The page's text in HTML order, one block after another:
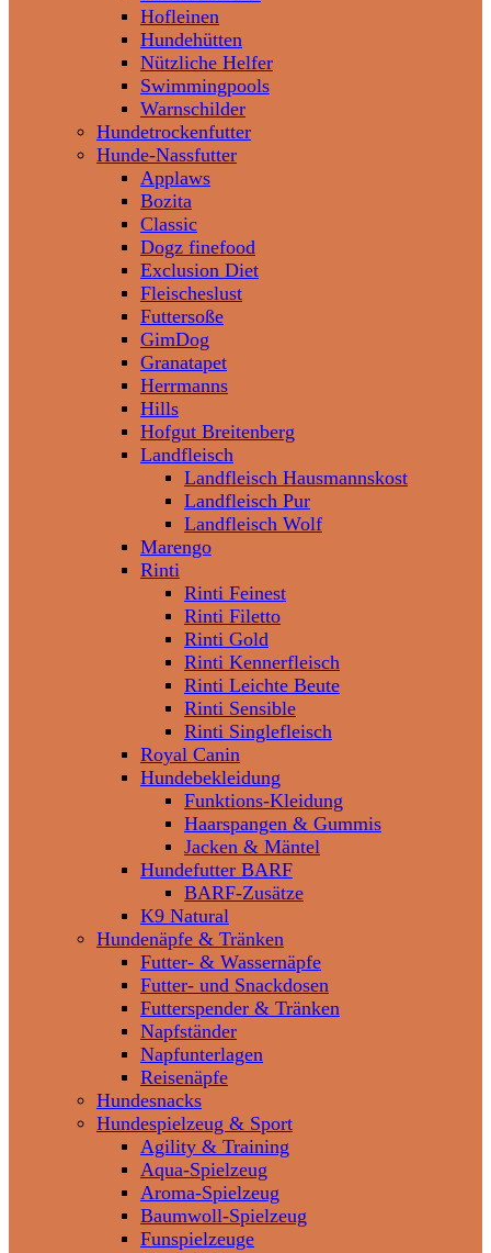
Hofleinen
Hundehütten
Nützliche Helfer
Swimmingpools
Warnschilder
Hundetrockenfutter
Hunde-Nassfutter
Applaws
Bozita
Classic
Dogz finefood
Exclusion Diet
Fleischeslust
Futtersoße
GimDog
Granatapet
Herrmanns
Hills
Hofgut Breitenberg
Landfleisch
Landfleisch Hausmannskost
Landfleisch Pur
Landfleisch Wolf
Marengo
Rinti
Rinti Feinest
Rinti Filetto
Rinti Gold
Rinti Kennerfleisch
Rinti Leichte Beute
Rinti Sensible
Rinti Singlefleisch
Royal Canin
Hundebekleidung
Funktions-Kleidung
Haarspangen & Gummis
Jacken & Mäntel
Hundefutter BARF
BARF-Zusätze
K9 Natural
Hundenäpfe & Tränken
Futter- & Wassernäpfe
Futter- und Snackdosen
Futterspender & Tränken
Napfständer
Napfunterlagen
Reisenäpfe
Hundesnacks
Hundespielzeug & Sport
Agility & Training
Aqua-Spielzeug
Aroma-Spielzeug
Baumwoll-Spielzeug
Funspielzeuge